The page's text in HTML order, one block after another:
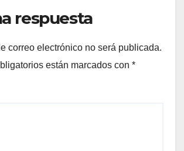
respuesta
correo electrónico no será publicada.
están marcados con *